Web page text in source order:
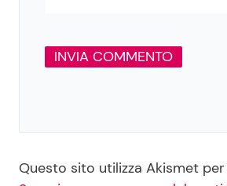
Questo sito utilizza Akismet